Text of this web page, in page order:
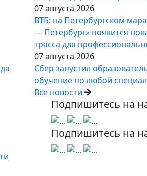
07 августа 2026
ВТБ: на Петербургском
— Петербург» появится
трасса для
07 августа 2026
Сбер запустил
обучение по любой
Все новости
Подпишитесь на
Подпишитесь на